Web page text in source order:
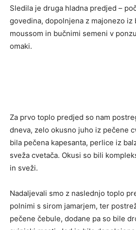
Sledila je druga hladna predjed –
govedina, dopolnjena z majonezo iz
moussom in bučnimi semeni v
omaki.
Za prvo toplo predjed so nam
dneva, zelo okusno juho iz pečene
bila pečena kapesanta, perlice iz
sveža cvetača. Okusi so bili
in sveži.
Nadaljevali smo z naslednjo toplo
polnimi s sirom jamarjem, ter
pečene čebule, dodane pa so bile